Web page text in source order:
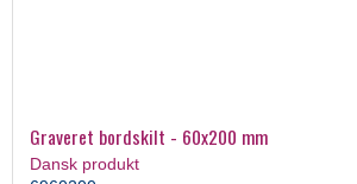
Graveret bordskilt - 60x200 mm
Dansk produkt